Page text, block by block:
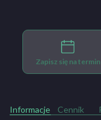
Zapisz się na termin
Informacje Cennik